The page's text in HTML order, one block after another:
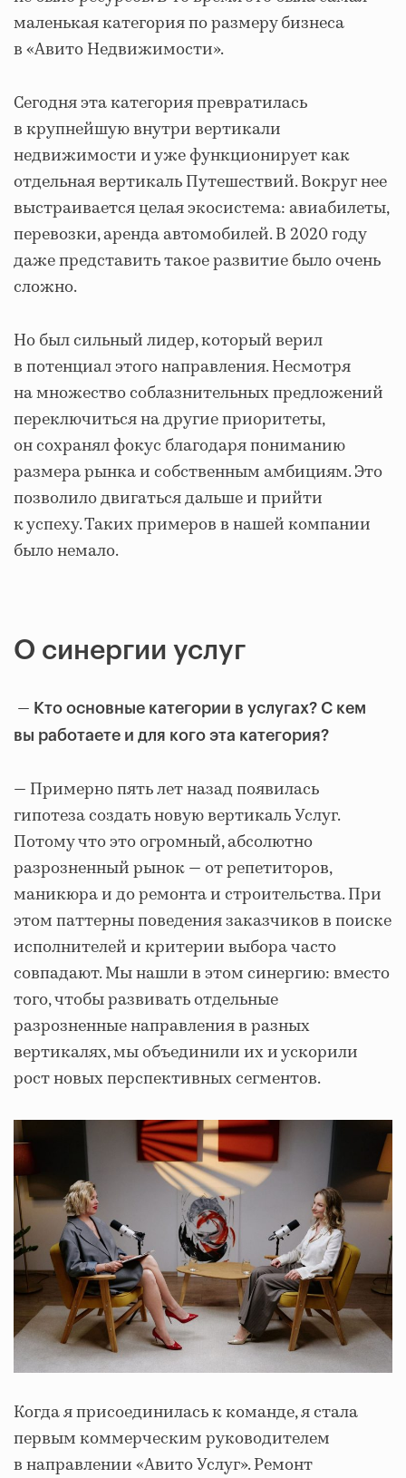
маленькая категория по размеру бизнеса
в «Авито Недвижимости».
Сегодня эта категория превратилась
в крупнейшую внутри вертикали
недвижимости и уже функционирует как
отдельная вертикаль Путешествий. Вокруг нее
выстраивается целая экосистема: авиабилеты,
перевозки, аренда автомобилей. В 2020 году
даже представить такое развитие было очень
сложно.
Но был сильный лидер, который верил
в потенциал этого направления. Несмотря
на множество соблазнительных предложений
переключиться на другие приоритеты,
он сохранял фокус благодаря пониманию
размера рынка и собственным амбициям. Это
позволило двигаться дальше и прийти
к успеху. Таких примеров в нашей компании
было немало.
О синергии услуг
— Кто основные категории в услугах? С кем
вы работаете и для кого эта категория?
— Примерно пять лет назад появилась
гипотеза создать новую вертикаль Услуг.
Потому что это огромный, абсолютно
разрозненный рынок — от репетиторов,
маникюра и до ремонта и строительства. При
этом паттерны поведения заказчиков в поиске
исполнителей и критерии выбора часто
совпадают. Мы нашли в этом синергию: вместо
того, чтобы развивать отдельные
разрозненные направления в разных
вертикалях, мы объединили их и ускорили
рост новых перспективных сегментов.
Когда я присоединилась к команде, я стала
первым коммерческим руководителем
в направлении «Авито Услуг». Ремонт